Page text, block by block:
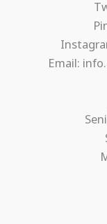
Email: